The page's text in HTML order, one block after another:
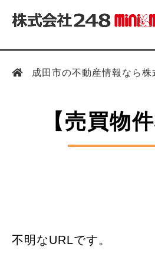
成田市の不動産情報なら
【売買物
不明なURLです。